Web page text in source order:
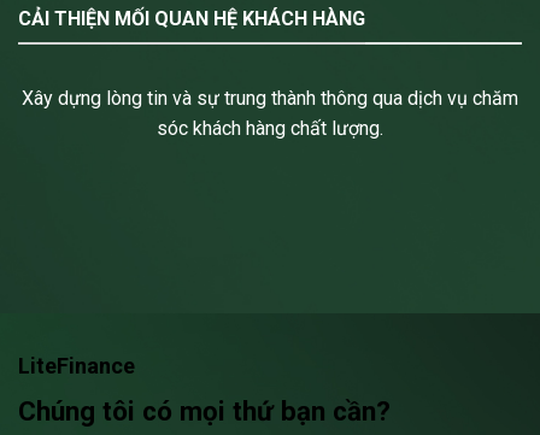
CẢI THIỆN MỐI QUAN HỆ KHÁCH HÀNG
Xây dựng lòng tin và sự trung thành thông qua dịch vụ chăm
sóc khách hàng chất lượng.
LiteFinance
Chúng tôi có mọi thứ bạn cần?